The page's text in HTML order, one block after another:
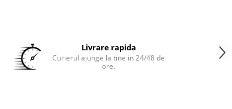
Livrare rapida
Curierul ajunge la tine in 24/48 de
ore.